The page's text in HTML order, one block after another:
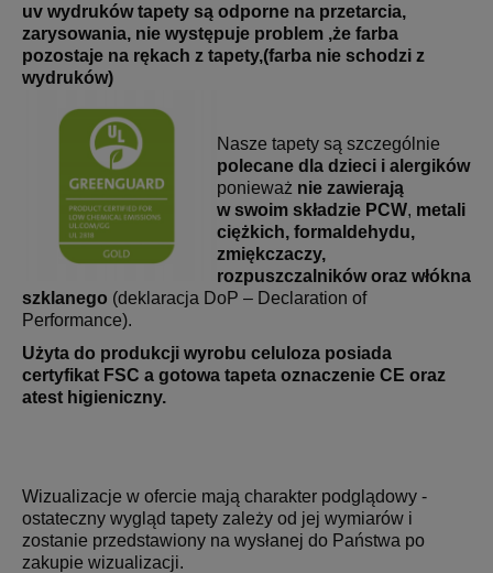
uv wydruków tapety są odporne na przetarcia,
zarysowania, nie występuje problem ,że farba
pozostaje na rękach z tapety,(farba nie schodzi z
wydruków)
Nasze tapety są szczególnie
polecane dla dzieci i alergików
ponieważ nie zawierają
w swoim składzie PCW, metali
ciężkich, formaldehydu,
zmiękczaczy,
rozpuszczalników oraz włókna
szklanego (deklaracja DoP – Declaration of
Performance).
Użyta do produkcji wyrobu celuloza posiada
certyfikat FSC a gotowa tapeta oznaczenie CE oraz
atest higieniczny.
Wizualizacje w ofercie mają charakter podglądowy -
ostateczny wygląd tapety zależy od jej wymiarów i
zostanie przedstawiony na wysłanej do Państwa po
zakupie wizualizacji.